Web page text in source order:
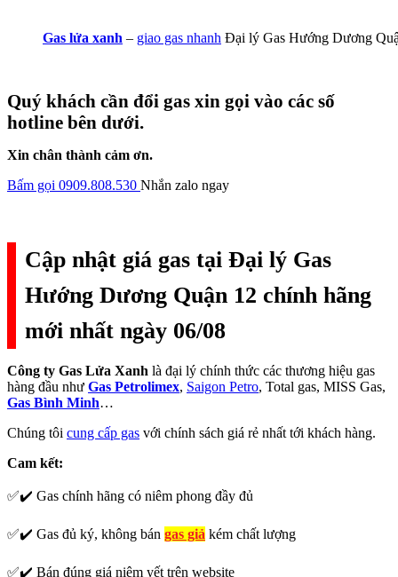
Gas lửa xanh – giao gas nhanh Đại lý Gas Hướng Dương
Quý khách cần đổi gas xin gọi vào các số
hotline bên dưới.
Xin chân thành cảm ơn.
Bấm gọi 0909.808.530 Nhắn zalo ngay
Cập nhật giá gas tại Đại lý Gas
Hướng Dương Quận 12 chính hãng
mới nhất ngày 06/08
Công ty Gas Lửa Xanh là đại lý chính thức các thương hiệu gas
hàng đầu như Gas Petrolimex, Saigon Petro, Total gas, MISS Gas,
Gas Bình Minh…
Chúng tôi cung cấp gas với chính sách giá rẻ nhất tới khách hàng.
Cam kết:
✅✔️ Gas chính hãng có niêm phong đầy đủ
✅✔️ Gas đủ ký, không bán gas giả kém chất lượng
✅✔️ Bán đúng giá niêm yết trên website